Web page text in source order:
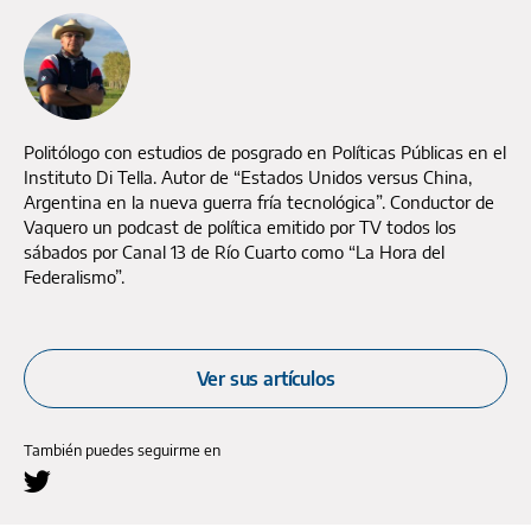
Politólogo con estudios de posgrado en Políticas Públicas en el
Instituto Di Tella. Autor de “Estados Unidos versus China,
Argentina en la nueva guerra fría tecnológica”. Conductor de
Vaquero un podcast de política emitido por TV todos los
sábados por Canal 13 de Río Cuarto como “La Hora del
Federalismo”.
Ver sus artículos
También puedes seguirme en